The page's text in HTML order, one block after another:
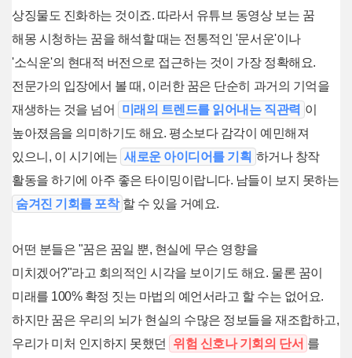
상징물도 진화하는 것이죠. 따라서 유튜브 동영상 보는 꿈
해몽 시청하는 꿈을 해석할 때는 전통적인 '문서운'이나
'소식운'의 현대적 버전으로 접근하는 것이 가장 정확해요.
전문가의 입장에서 볼 때, 이러한 꿈은 단순히 과거의 기억을
재생하는 것을 넘어
미래의 트렌드를 읽어내는 직관력 이
높아졌음을 의미하기도 해요. 평소보다 감각이 예민해져
있으니, 이 시기에는 새로운 아이디어를 기획 하거나 창작
활동을 하기에 아주 좋은 타이밍이랍니다. 남들이 보지 못하는
숨겨진 기회를 포착 할 수 있을 거예요.
어떤 분들은 "꿈은 꿈일 뿐, 현실에 무슨 영향을
미치겠어?"라고 회의적인 시각을 보이기도 해요. 물론 꿈이
미래를 100% 확정 짓는 마법의 예언서라고 할 수는 없어요.
하지만 꿈은 우리의 뇌가 현실의 수많은 정보들을 재조합하고,
우리가 미처 인지하지 못했던
위험 신호나 기회의 단서 를